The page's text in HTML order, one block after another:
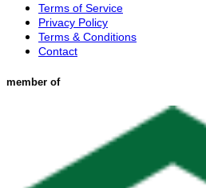
Terms of Service
Privacy Policy
Terms & Conditions
Contact
member of